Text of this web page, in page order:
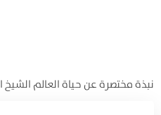
نبذة مختصرة عن حياة العالم الشيخ